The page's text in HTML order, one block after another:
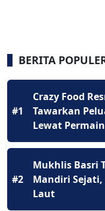
BERITA
#1
Crazy Food
Tawarkan
Lewat
#2
Mukhlis Basri
Mandiri
Laut